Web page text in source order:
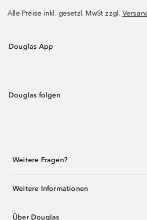
Alle Preise inkl. gesetzl. MwSt zzgl.
Douglas App
Douglas folgen
Weitere Fragen?
Weitere Informationen
Über Douglas